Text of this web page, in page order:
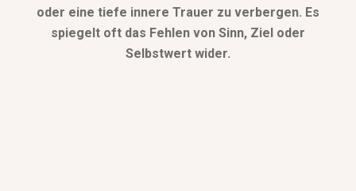
oder eine tiefe innere Trauer zu verbergen. Es
spiegelt oft das Fehlen von Sinn, Ziel oder
Selbstwert wider.